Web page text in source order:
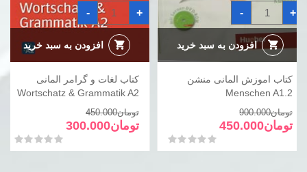
-
کتاب
اموزش
المانی
منشن
Menschen
A1.2
عدد
+
افزودن به سبد خرید
کتاب اموزش المانی منشن
Menschen A1.2
تومان900.000قیمت
اصلی
تومان900.000
بود.
تومان450.000
قیمت
فعلی
تومان450.000
است.
امتیاز0از 5
-
کتاب
لغات
و
گرامر
المانی
Wortschatz
&
Grammatik
A2
عدد
+
افزودن به سبد خرید
کتاب لغات و گرامر المانی
Wortschatz & Grammatik A2
تومان450.000قیمت
اصلی
تومان450.000
بود.
تومان300.000
قیمت
فعلی
تومان300.000
است.
امتیاز0از 5